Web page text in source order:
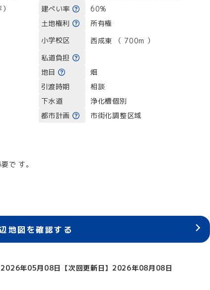
建ぺい率
60%
土地権利
所有権
小学校区
西成東 （ 700m ）
私道負担
地目
畑
引渡時期
相談
下水道
浄化槽個別
都市計画
市街化調整区域
で す。
地図を確認する
2026年05月08日 【次回更新日】2026年08月08日